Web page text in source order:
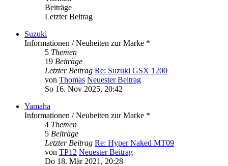
Beiträge
Letzter Beitrag
Suzuki
Informationen / Neuheiten zur Marke *
5 Themen
19 Beiträge
Letzter Beitrag Re: Suzuki GSX 1200
von Thomas Neuester Beitrag
So 16. Nov 2025, 20:42
Yamaha
Informationen / Neuheiten zur Marke *
4 Themen
5 Beiträge
Letzter Beitrag Re: Hyper Naked MT09
von TP12 Neuester Beitrag
Do 18. Mär 2021, 20:28